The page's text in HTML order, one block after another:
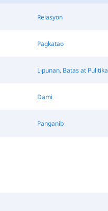
Relasyon
Pagkatao
Lipunan, Batas at Pulitika
Dami
Panganib